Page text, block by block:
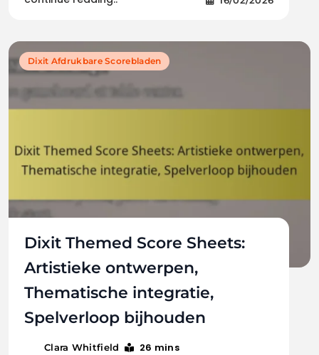
Dixit Afdrukbare Scorebladen
Dixit Themed Score Sheets:
Artistieke ontwerpen,
Thematische integratie,
Spelverloop bijhouden
Clara Whitfield 26 mins